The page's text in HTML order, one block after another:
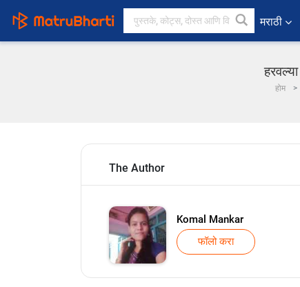
मराठी
होम
The Author
Komal Mankar
फॉलो करा